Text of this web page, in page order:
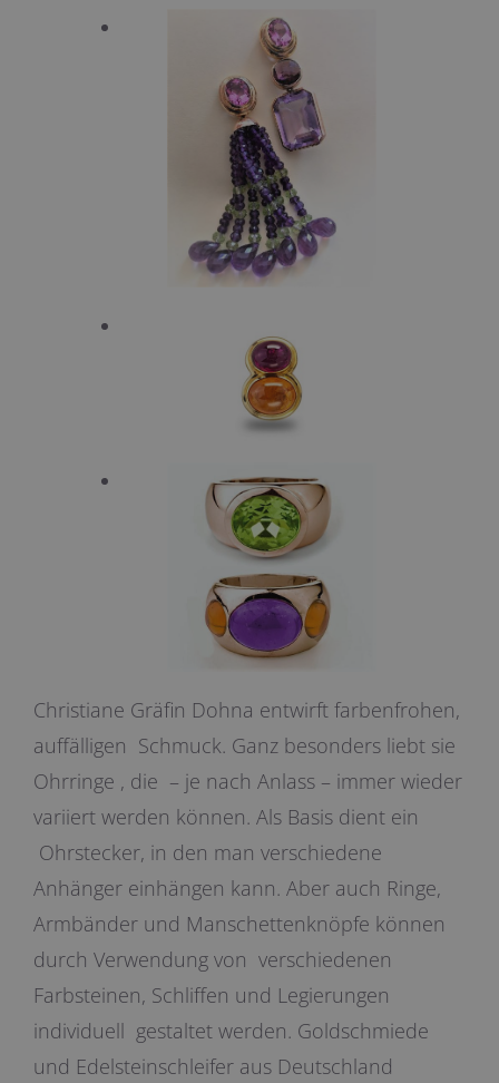
Christiane Gräfin Dohna entwirft farbenfrohen,
auffälligen Schmuck. Ganz besonders liebt sie
Ohrringe , die – je nach Anlass – immer wieder
variiert werden können. Als Basis dient ein
Ohrstecker, in den man verschiedene
Anhänger einhängen kann. Aber auch Ringe,
Armbänder und Manschettenknöpfe können
durch Verwendung von verschiedenen
Farbsteinen, Schliffen und Legierungen
individuell gestaltet werden. Goldschmiede
und Edelsteinschleifer aus Deutschland